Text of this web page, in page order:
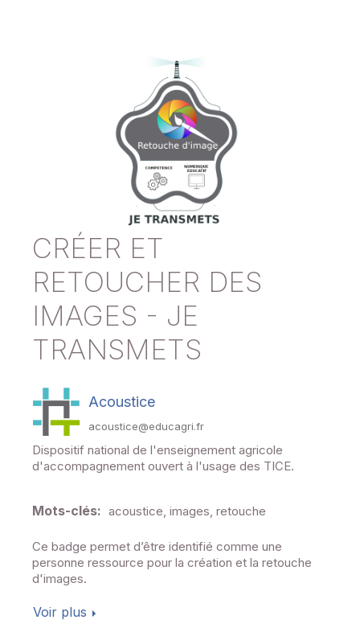
CRÉER ET
RETOUCHER DES
IMAGES - JE
TRANSMETS
Acoustice
acoustice@educagri.fr
Dispositif national de l'enseignement agricole
d'accompagnement ouvert à l'usage des TICE.
Mots-clés: acoustice, images, retouche
Ce badge permet d’être identifié comme une
personne ressource pour la création et la retouche
Voir plus